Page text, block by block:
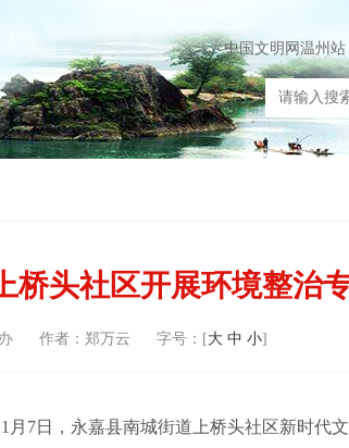
中国文明网温州站
桥头社区开展环境整治
作者： 郑万云 字号：[大 中 小]
7日，永嘉县南城街道上桥头社区新时代